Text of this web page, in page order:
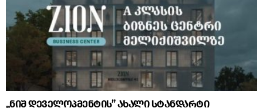
„ნიშ დეველოპმენტის” ახალი სტანდარტი